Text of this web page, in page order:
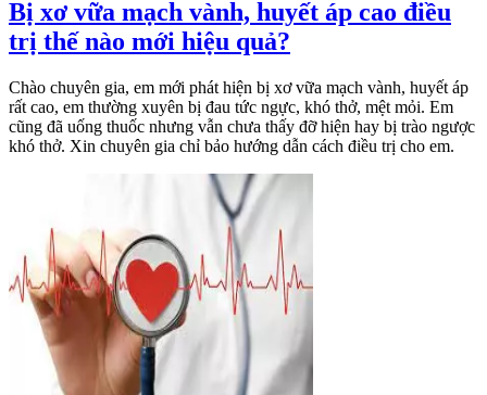
Bị xơ vữa mạch vành, huyết áp cao điều
trị thế nào mới hiệu quả?
Chào chuyên gia, em mới phát hiện bị xơ vữa mạch vành, huyết áp
rất cao, em thường xuyên bị đau tức ngực, khó thở, mệt mỏi. Em
cũng đã uống thuốc nhưng vẫn chưa thấy đỡ hiện hay bị trào ngược
khó thở. Xin chuyên gia chỉ bảo hướng dẫn cách điều trị cho em.